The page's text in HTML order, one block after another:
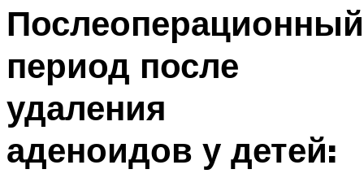
Послеоперационный
период после
удаления
аденоидов у детей: